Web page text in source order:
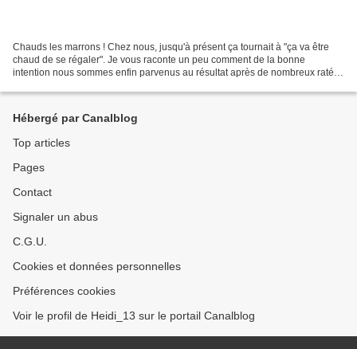
Chauds les marrons ! Chez nous, jusqu'à présent ça tournait à "ça va être
chaud de se régaler". Je vous raconte un peu comment de la bonne
intention nous sommes enfin parvenus au résultat après de nombreux ratés.
Hébergé par Canalblog
Top articles
Pages
Contact
Signaler un abus
C.G.U.
Cookies et données personnelles
Préférences cookies
Voir le profil de Heidi_13 sur le portail Canalblog